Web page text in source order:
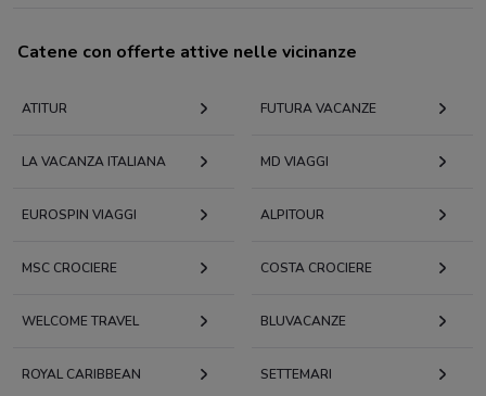
Catene con offerte attive nelle vicinanze
ATITUR FUTURA VACANZE
LA VACANZA ITALIANA MD VIAGGI
EUROSPIN VIAGGI ALPITOUR
MSC CROCIERE COSTA CROCIERE
WELCOME TRAVEL BLUVACANZE
ROYAL CARIBBEAN SETTEMARI